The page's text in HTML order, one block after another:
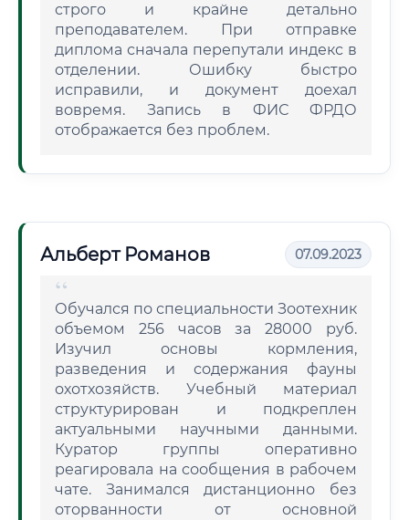
строго и крайне детально
преподавателем. При отправке
диплома сначала перепутали индекс в
отделении. Ошибку быстро
исправили, и документ доехал
вовремя. Запись в ФИС ФРДО
отображается без проблем.
Альберт Романов 07.09.2023
Обучался по специальности Зоотехник
объемом 256 часов за 28000 руб.
Изучил основы кормления,
разведения и содержания фауны
охотхозяйств. Учебный материал
структурирован и подкреплен
актуальными научными данными.
Куратор группы оперативно
реагировала на сообщения в рабочем
чате. Занимался дистанционно без
оторванности от основной